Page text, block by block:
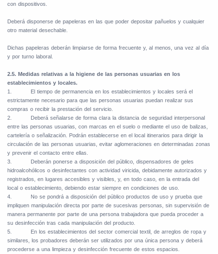
con dispositivos.
Deberá disponerse de papeleras en las que poder depositar pañuelos y cualquier
otro material desechable.
Dichas papeleras deberán limpiarse de forma frecuente y, al menos, una vez al día
y por turno laboral.
2.5. Medidas relativas a la higiene de las personas usuarias en los
establecimientos y locales.
1.
El tiempo de permanencia en los establecimientos y locales será el
estrictamente necesario para que las personas usuarias puedan realizar sus
compras o recibir la prestación del servicio.
2.
Deberá señalarse de forma clara la distancia de seguridad interpersonal
entre las personas usuarias, con marcas en el suelo o mediante el uso de balizas,
cartelería o señalización. Podrán establecerse en el local itinerarios para dirigir la
circulación de las personas usuarias, evitar aglomeraciones en determinadas zonas
y prevenir el contacto entre ellas.
3.
Deberán ponerse a disposición del público, dispensadores de geles
hidroalcohólicos o desinfectantes con actividad viricida, debidamente autorizados y
registrados, en lugares accesibles y visibles, y, en todo caso, en la entrada del
local o establecimiento, debiendo estar siempre en condiciones de uso.
4.
No se pondrá a disposición del público productos de uso y prueba que
impliquen manipulación directa por parte de sucesivas personas, sin supervisión de
manera permanente por parte de una persona trabajadora que pueda proceder a
su desinfección tras cada manipulación del producto.
5.
En los establecimientos del sector comercial textil, de arreglos de ropa y
similares, los probadores deberán ser utilizados por una única persona y deberá
procederse a una limpieza y desinfección frecuente de estos espacios.